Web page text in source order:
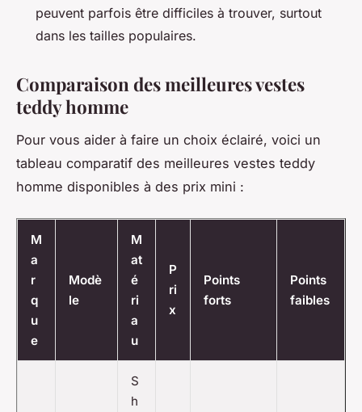
peuvent parfois être difficiles à trouver, surtout
dans les tailles populaires.
Comparaison des meilleures vestes
teddy homme
Pour vous aider à faire un choix éclairé, voici un
tableau comparatif des meilleures vestes teddy
homme disponibles à des prix mini :
M
a
r
q
u
e
Modè
le
M
at
é
ri
a
u
P
ri
x
Points
forts
Points
faibles
S
h